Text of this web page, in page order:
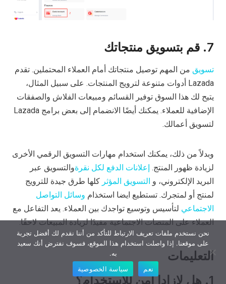
7. قم بتسويق منتجاتك
تسويق من المهم توصيل منتجاتك أمام العملاء المحتملين. تقدم
Lazada أدوات متنوعة لترويج المنتجات. على سبيل المثال،
يتيح لك هذا السوق توفير القسائم ومبيعات الفلاش والصفقات
الإضافية للعملاء. يمكنك أيضًا الانضمام إلى بعض برامج Lazada
لتسويق أعمالك.
وبدلاً من ذلك، يمكنك استخدام مهارات التسويق الرقمي الأخرى
لزيادة ظهور المنتج. إعلانات الدفع لكل نقرةوالتسويق عبر
البريد الإلكتروني، و التسويق المؤثر كلها طرق جيدة للترويج
لمنتج أو لمتجرك. تستطيع ايضا استخذام وسائل التواصل
الاجتماعي لتأسيس وتوسيع تواجدك بين العملاء. يعد التفاعل مع
العملاء على المنصات الاجتماعية مفيدًا لزيادة المبيعات لاحقًا.
التعليمات
1. هل لازادا آمن للاستخدام؟
نحن نستخدم ملفات تعريف الارتباط للتأكد من أننا نقدم لك أفضل تجربة
على موقعنا. إذا واصلت استخدام هذا الموقع، فسوف نفترض أنك سعيد
به.
نعم
سياسة الخصوصية